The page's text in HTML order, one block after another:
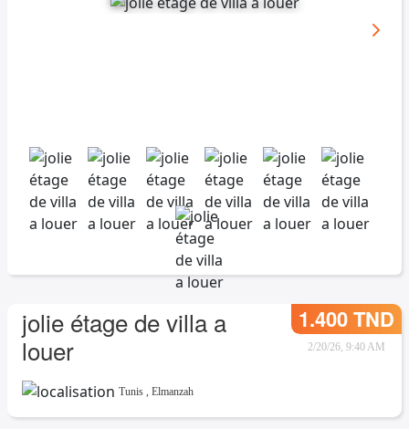
jolie étage de villa a
louer
1.400 TND
2/20/26, 9:40 AM
Tunis , Elmanzah